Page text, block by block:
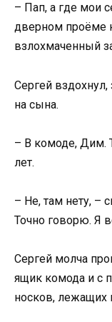
– Пап, а где мои
дверном проёме
взлохмаченный
Сергей
на сына.
– В комоде, Дим.
лет.
– Не, там нету, –
Точно говорю. Я
Сергей молча
ящик комода и с
носков, лежащих